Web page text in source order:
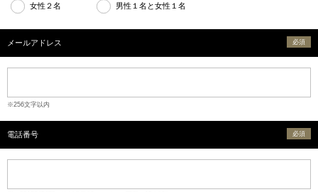
女性２名 男性１名と女性１名
メールアドレス 必須
※256文字以内
電話番号 必須